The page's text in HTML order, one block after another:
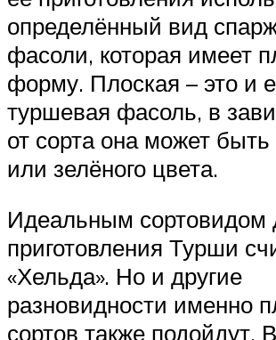
определённый вид
фасоли, которая имеет
форму. Плоская – это и
туршевая фасоль, в
от сорта она может быть
или зелёного цвета.
Идеальным сортовидом
приготовления Турши
«Хельда». Но и другие
разновидности именно
сортов также подойдут.